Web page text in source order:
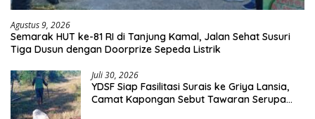
Agustus 9, 2026
Semarak HUT ke-81 RI di Tanjung Kamal, Jalan Sehat Susuri
Tiga Dusun dengan Doorprize Sepeda Listrik
Juli 30, 2026
YDSF Siap Fasilitasi Surais ke Griya Lansia,
Camat Kapongan Sebut Tawaran Serupa